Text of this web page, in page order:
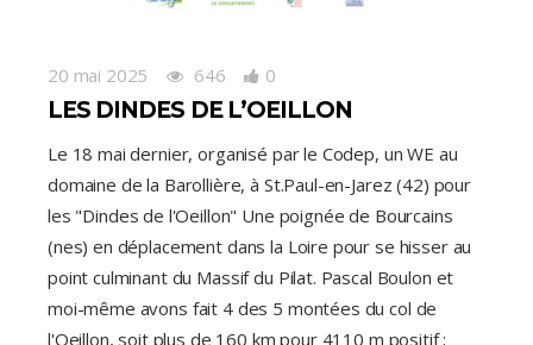
20 mai 2025 646 0
LES DINDES DE L’OEILLON
Le 18 mai dernier, organisé par le Codep, un WE au
domaine de la Barollière, à St.Paul-en-Jarez (42) pour
les "Dindes de l'Oeillon" Une poignée de Bourcains
(nes) en déplacement dans la Loire pour se hisser au
point culminant du Massif du Pilat. Pascal Boulon et
moi-même avons fait 4 des 5 montées du col de
l'Oeillon, soit plus de 160 km pour 4110 m positif ;